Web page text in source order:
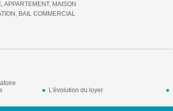
APPARTEMENT, MAISON
BAIL COMMERCIAL
L'évolution du loyer